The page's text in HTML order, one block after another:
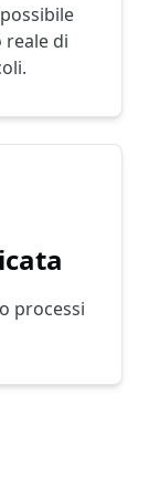
reale di
processi